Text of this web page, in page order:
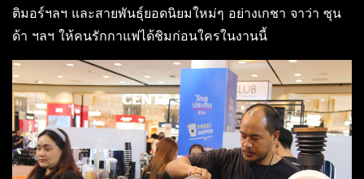
ติมอร์ฯลฯ และสายพันธุ์ยอดนิยมใหม่ๆ อย่างเกชา จาว่า ซุน
ด้า ฯลฯ ให้คนรักกาแฟได้ชิมก่อนใครในงานนี้